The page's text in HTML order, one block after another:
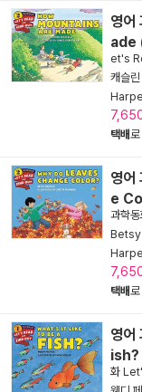
영
ade
et's
캐슬
택배
영
e
과학
택배
영
화